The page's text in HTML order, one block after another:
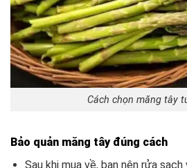
Cách chọn măng tây
Bảo quản măng tây đúng cách
Sau khi mua về, bạn nên rửa